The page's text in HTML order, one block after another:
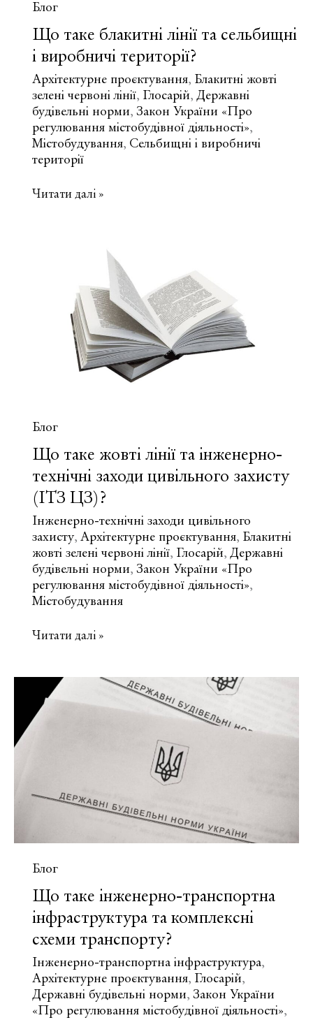
Блог
Що таке блакитні лінії та сельбищні
і виробничі території?
Архітектурне проєктування, Блакитні жовті
зелені червоні лінії, Глосарій, Державні
будівельні норми, Закон України «Про
регулювання містобудівної діяльності»,
Містобудування, Сельбищні і виробничі
території
Що
виробничі
території?
Читати далі »
Блог
Що таке жовті лінії та інженерно-
технічні заходи цивільного захисту
(ІТЗ ЦЗ)?
Інженерно-технічні заходи цивільного
захисту, Архітектурне проєктування, Блакитні
жовті зелені червоні лінії, Глосарій, Державні
будівельні норми, Закон України «Про
регулювання містобудівної діяльності»,
Містобудування
Що
інженерно-
(ІТЗ
Читати далі »
Блог
Що таке інженерно-транспортна
інфраструктура та комплексні
схеми транспорту?
Інженерно-транспортна інфраструктура,
Архітектурне проєктування, Глосарій,
Державні будівельні норми, Закон України
«Про регулювання містобудівної діяльності»,